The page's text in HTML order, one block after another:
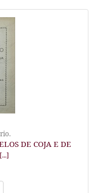
DE COJA E DE
[...]